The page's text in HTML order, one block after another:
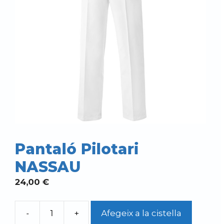
Pantaló Pilotari
NASSAU
24,00 €
-
quantitat
+ Afegeix a la cistella